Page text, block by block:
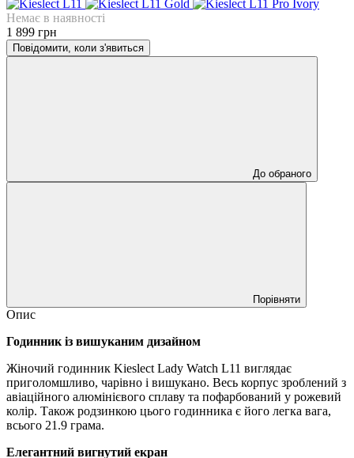
Немає в наявності
1 899 грн
Повідомити, коли з'явиться
До обраного
Порівняти
Опис
Годинник із вишуканим дизайном
Жіночий годинник Kieslect Lady Watch L11 виглядає
приголомшливо, чарівно і вишукано. Весь корпус зроблений з
авіаційного алюмінієвого сплаву та пофарбований у рожевий
колір. Також родзинкою цього годинника є його легка вага,
всього 21.9 грама.
Елегантний вигнутий екран